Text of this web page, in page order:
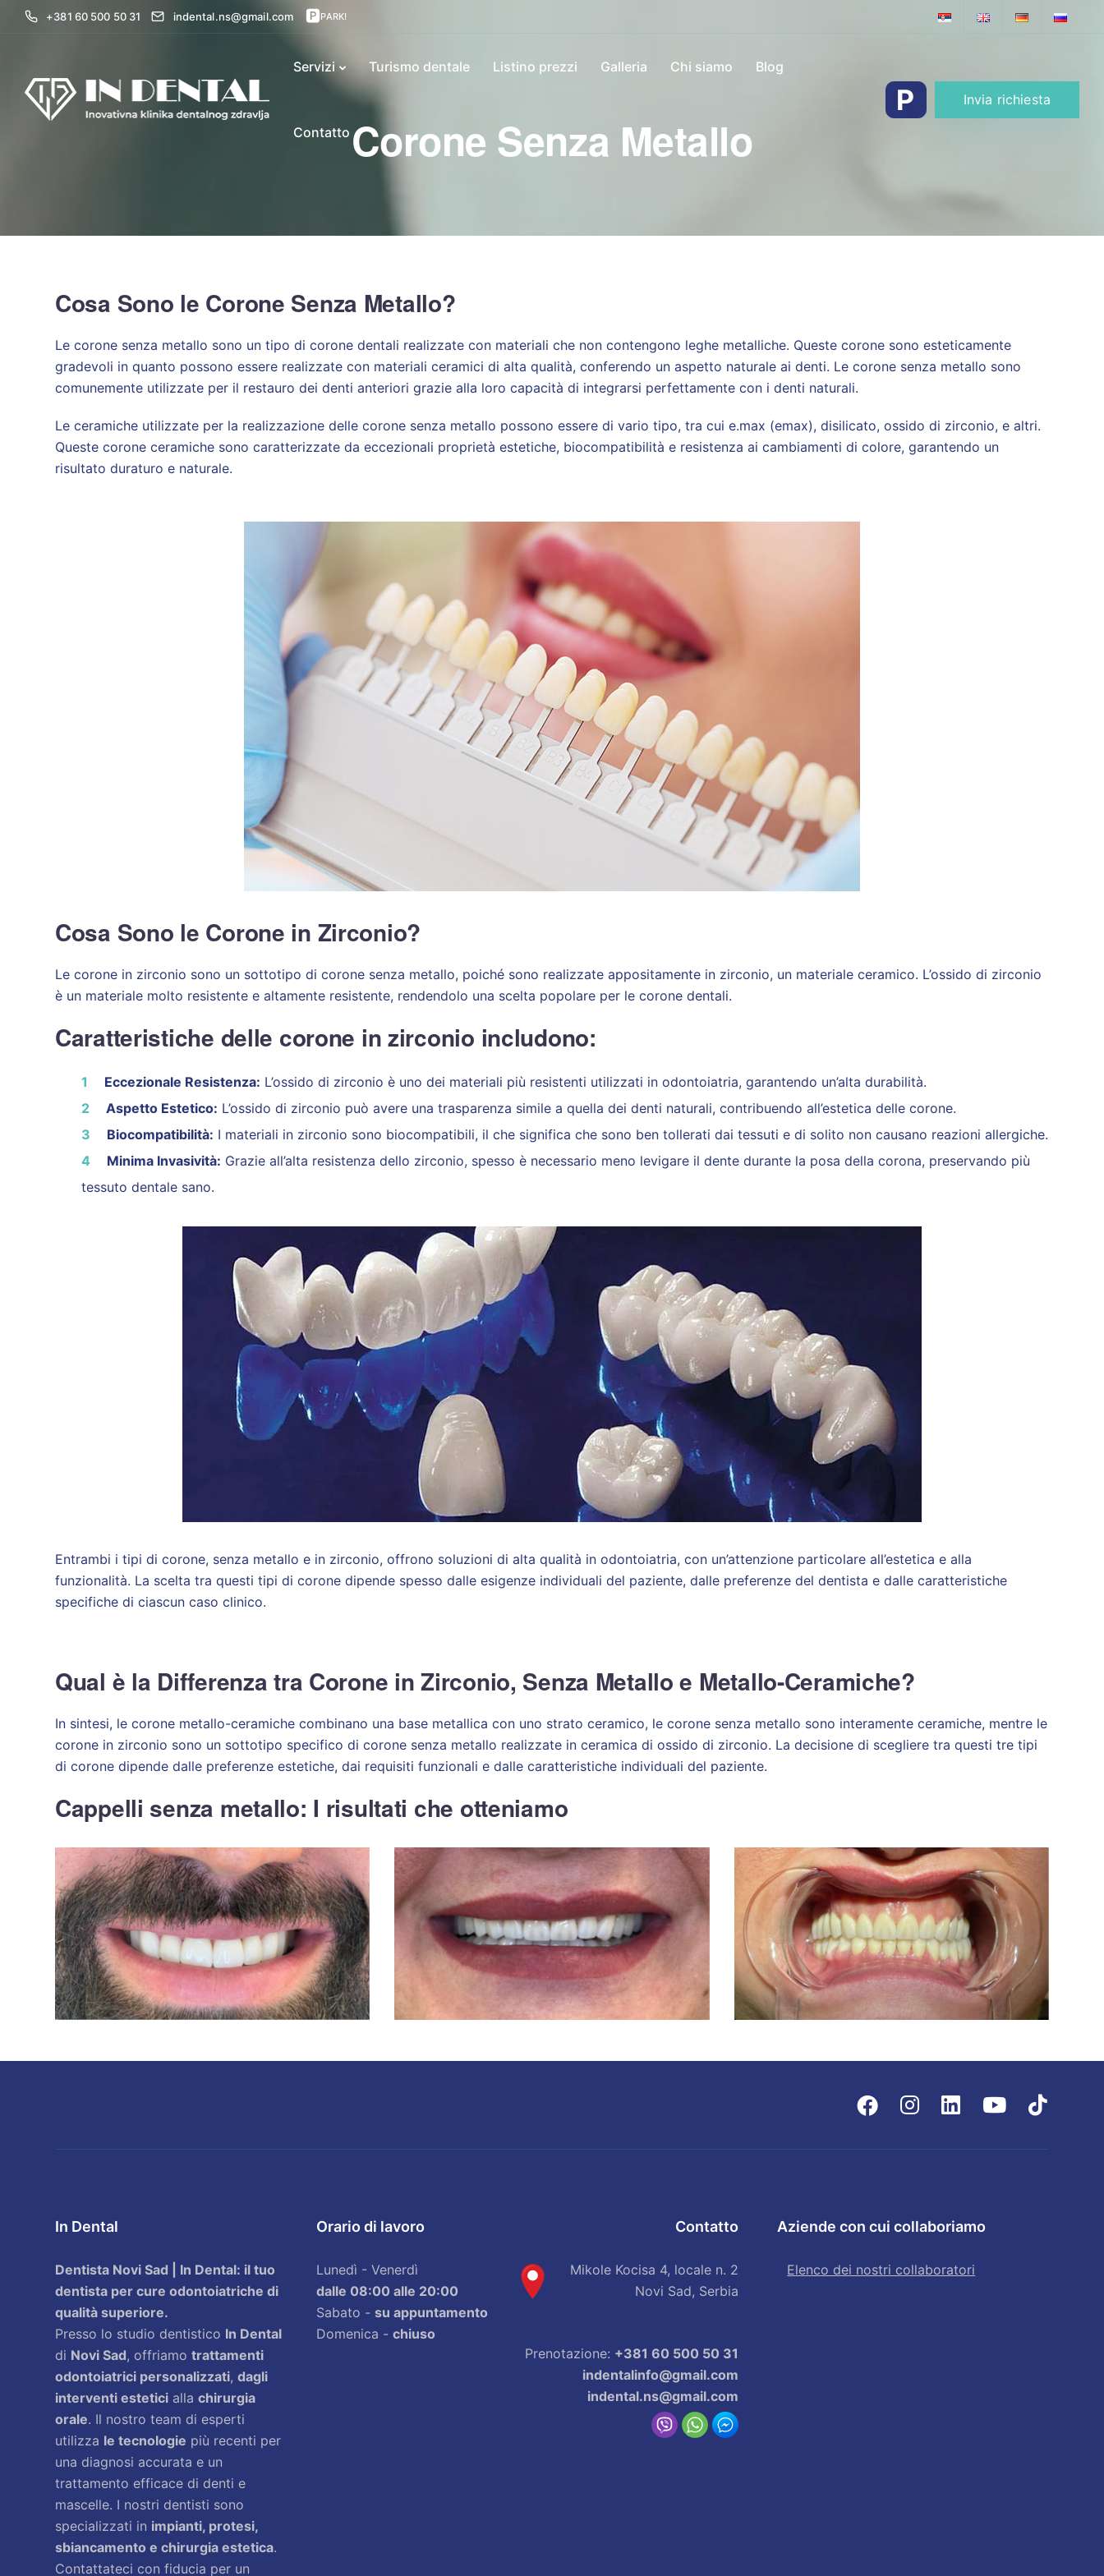
+381 60 500 50 31 indental.ns@gmail.com 🅿PARK!
Servizi Turismo dentale Listino prezzi Galleria Chi siamo Blog
Contatto
P Invia richiesta
Corone Senza Metallo
Cosa Sono le Corone Senza Metallo?
Le corone senza metallo sono un tipo di corone dentali realizzate con materiali che non contengono leghe metalliche. Queste corone sono esteticamente
gradevoli in quanto possono essere realizzate con materiali ceramici di alta qualità, conferendo un aspetto naturale ai denti. Le corone senza metallo sono
comunemente utilizzate per il restauro dei denti anteriori grazie alla loro capacità di integrarsi perfettamente con i denti naturali.
Le ceramiche utilizzate per la realizzazione delle corone senza metallo possono essere di vario tipo, tra cui e.max (emax), disilicato, ossido di zirconio, e altri.
Queste corone ceramiche sono caratterizzate da eccezionali proprietà estetiche, biocompatibilità e resistenza ai cambiamenti di colore, garantendo un
risultato duraturo e naturale.
Cosa Sono le Corone in Zirconio?
Le corone in zirconio sono un sottotipo di corone senza metallo, poiché sono realizzate appositamente in zirconio, un materiale ceramico. L’ossido di zirconio
è un materiale molto resistente e altamente resistente, rendendolo una scelta popolare per le corone dentali.
Caratteristiche delle corone in zirconio includono:
Eccezionale Resistenza: L’ossido di zirconio è uno dei materiali più resistenti utilizzati in odontoiatria, garantendo un’alta durabilità.
Aspetto Estetico: L’ossido di zirconio può avere una trasparenza simile a quella dei denti naturali, contribuendo all’estetica delle corone.
Biocompatibilità: I materiali in zirconio sono biocompatibili, il che significa che sono ben tollerati dai tessuti e di solito non causano reazioni allergiche.
Minima Invasività: Grazie all’alta resistenza dello zirconio, spesso è necessario meno levigare il dente durante la posa della corona, preservando più
tessuto dentale sano.
Entrambi i tipi di corone, senza metallo e in zirconio, offrono soluzioni di alta qualità in odontoiatria, con un’attenzione particolare all’estetica e alla
funzionalità. La scelta tra questi tipi di corone dipende spesso dalle esigenze individuali del paziente, dalle preferenze del dentista e dalle caratteristiche
specifiche di ciascun caso clinico.
Qual è la Differenza tra Corone in Zirconio, Senza Metallo e Metallo-Ceramiche?
In sintesi, le corone metallo-ceramiche combinano una base metallica con uno strato ceramico, le corone senza metallo sono interamente ceramiche, mentre le
corone in zirconio sono un sottotipo specifico di corone senza metallo realizzate in ceramica di ossido di zirconio. La decisione di scegliere tra questi tre tipi
di corone dipende dalle preferenze estetiche, dai requisiti funzionali e dalle caratteristiche individuali del paziente.
Cappelli senza metallo: I risultati che otteniamo
In Dental
Dentista Novi Sad | In Dental: il tuo
dentista per cure odontoiatriche di
qualità superiore.
Presso lo studio dentistico In Dental
di Novi Sad, offriamo trattamenti
odontoiatrici personalizzati, dagli
interventi estetici alla chirurgia
orale. Il nostro team di esperti
utilizza le tecnologie più recenti per
una diagnosi accurata e un
trattamento efficace di denti e
mascelle. I nostri dentisti sono
specializzati in impianti, protesi,
sbiancamento e chirurgia estetica.
Contattateci con fiducia per un
Orario di lavoro
Lunedì - Venerdì
dalle 08:00 alle 20:00
Sabato - su appuntamento
Domenica - chiuso
Contatto
Mikole Kocisa 4, locale n. 2
Novi Sad, Serbia
Prenotazione: +381 60 500 50 31
indentalinfo@gmail.com
indental.ns@gmail.com
Aziende con cui collaboriamo
Elenco dei nostri collaboratori